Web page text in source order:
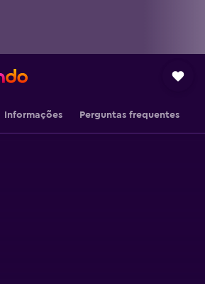
Informações Perguntas frequentes